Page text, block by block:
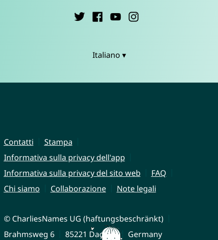
Italiano ▾
Contatti
Stampa
Informativa sulla privacy dell'app
Informativa sulla privacy del sito web
FAQ
Chi siamo
Collaborazione Note legali
© CharliesNames UG (haftungsbeschränkt)
Brahmsweg 6
85221 Dachau Germany